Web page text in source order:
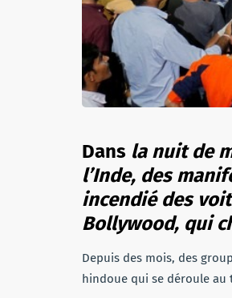
Dans la nuit de
l’Inde, des
incendié des
Bollywood, qui
Depuis des mois, des
hindoue qui se déroule au